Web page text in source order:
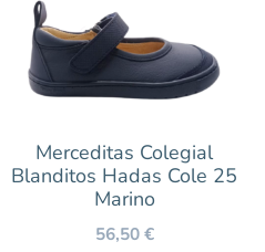
Temporada
Primavera/Verano
Precio
Merceditas Colegial
Blanditos Hadas Cole 25
Marino
56,50€